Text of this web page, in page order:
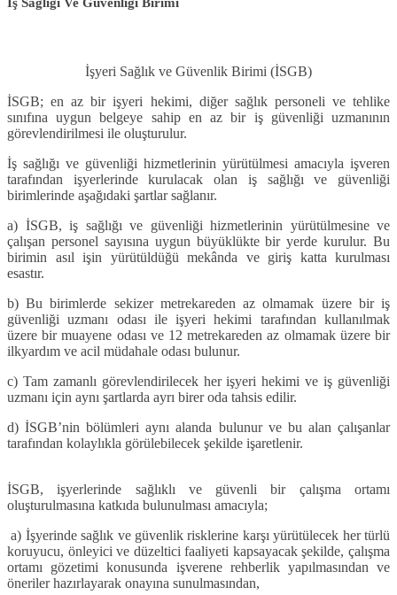
İşyeri Sağlık ve Güvenlik Birimi (İSGB)
İSGB; en az bir işyeri hekimi, diğer sağlık personeli ve tehlike
sınıfına uygun belgeye sahip en az bir iş güvenliği uzmanının
görevlendirilmesi ile oluşturulur.
İş sağlığı ve güvenliği hizmetlerinin yürütülmesi amacıyla işveren
tarafından işyerlerinde kurulacak olan iş sağlığı ve güvenliği
birimlerinde aşağıdaki şartlar sağlanır.
a) İSGB, iş sağlığı ve güvenliği hizmetlerinin yürütülmesine ve
çalışan personel sayısına uygun büyüklükte bir yerde kurulur. Bu
birimin asıl işin yürütüldüğü mekânda ve giriş katta kurulması
esastır.
b) Bu birimlerde sekizer metrekareden az olmamak üzere bir iş
güvenliği uzmanı odası ile işyeri hekimi tarafından kullanılmak
üzere bir muayene odası ve 12 metrekareden az olmamak üzere bir
ilkyardım ve acil müdahale odası bulunur.
c) Tam zamanlı görevlendirilecek her işyeri hekimi ve iş güvenliği
uzmanı için aynı şartlarda ayrı birer oda tahsis edilir.
d) İSGB’nin bölümleri aynı alanda bulunur ve bu alan çalışanlar
tarafından kolaylıkla görülebilecek şekilde işaretlenir.
İSGB, işyerlerinde sağlıklı ve güvenli bir çalışma ortamı
oluşturulmasına katkıda bulunulması amacıyla;
a) İşyerinde sağlık ve güvenlik risklerine karşı yürütülecek her türlü
koruyucu, önleyici ve düzeltici faaliyeti kapsayacak şekilde, çalışma
ortamı gözetimi konusunda işverene rehberlik yapılmasından ve
öneriler hazırlayarak onayına sunulmasından,